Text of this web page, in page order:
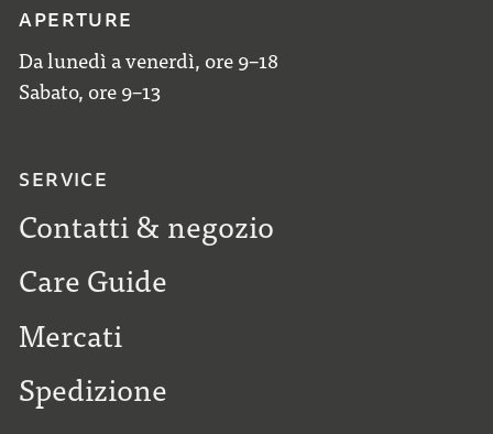
APERTURE
Da lunedì a venerdì, ore 9–18
Sabato, ore 9–13
SERVICE
Contatti & negozio
Care Guide
Mercati
Spedizione